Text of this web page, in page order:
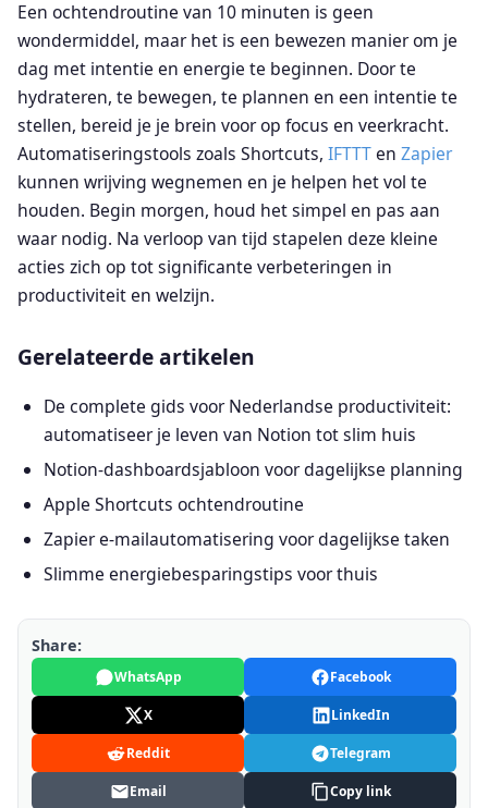
Een ochtendroutine van 10 minuten is geen
wondermiddel, maar het is een bewezen manier om je
dag met intentie en energie te beginnen. Door te
hydrateren, te bewegen, te plannen en een intentie te
stellen, bereid je je brein voor op focus en veerkracht.
Automatiseringstools zoals Shortcuts, IFTTTen Zapier
kunnen wrijving wegnemen en je helpen het vol te
houden. Begin morgen, houd het simpel en pas aan
waar nodig. Na verloop van tijd stapelen deze kleine
acties zich op tot significante verbeteringen in
productiviteit en welzijn.
Gerelateerde artikelen
De complete gids voor Nederlandse productiviteit:
automatiseer je leven van Notion tot slim huis
Notion-dashboardsjabloon voor dagelijkse planning
Apple Shortcuts ochtendroutine
Zapier e-mailautomatisering voor dagelijkse taken
Slimme energiebesparingstips voor thuis
Share:
WhatsApp Facebook
X LinkedIn
Reddit Telegram
Email Copy link